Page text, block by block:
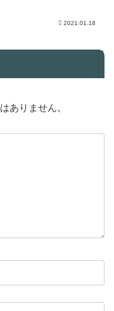
2021.01.18
ありません。